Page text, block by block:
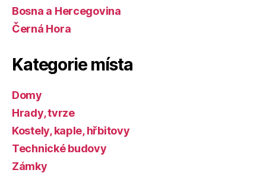
Bosna a Hercegovina
Černá Hora
Kategorie místa
Domy
Hrady, tvrze
Kostely, kaple, hřbitovy
Technické budovy
Zámky